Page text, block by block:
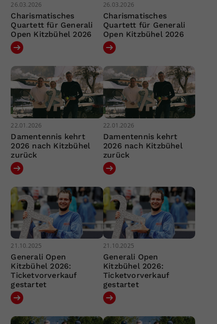
26.03.2026
Charismatisches
Quartett für Generali
Open Kitzbühel 2026
26.03.2026
Charismatisches
Quartett für Generali
Open Kitzbühel 2026
22.01.2026
Damentennis kehrt
2026 nach Kitzbühel
zurück
22.01.2026
Damentennis kehrt
2026 nach Kitzbühel
zurück
21.10.2025
Generali Open
Kitzbühel 2026:
Ticketvorverkauf
gestartet
21.10.2025
Generali Open
Kitzbühel 2026:
Ticketvorverkauf
gestartet